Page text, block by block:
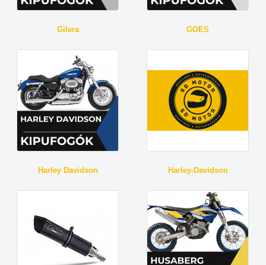
Gilera GOES
Harley Davidson Harley-Davidson